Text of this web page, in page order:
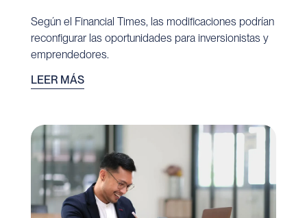
Según el Financial Times, las modificaciones podrían
reconfigurar las oportunidades para inversionistas y
emprendedores.
LEER MÁS